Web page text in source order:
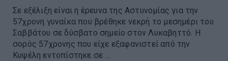
Σε εξέλιξη είναι η έρευνα της Αστυνομίας για την
57χρονη γυναίκα που βρέθηκε νεκρή το μεσημέρι του
Σαββάτου σε δύσβατο σημείο στον Λυκαβηττό. Η
σορός 57χρονης που είχε εξαφανιστεί από την
Κυψέλη εντοπίστηκε σε ...